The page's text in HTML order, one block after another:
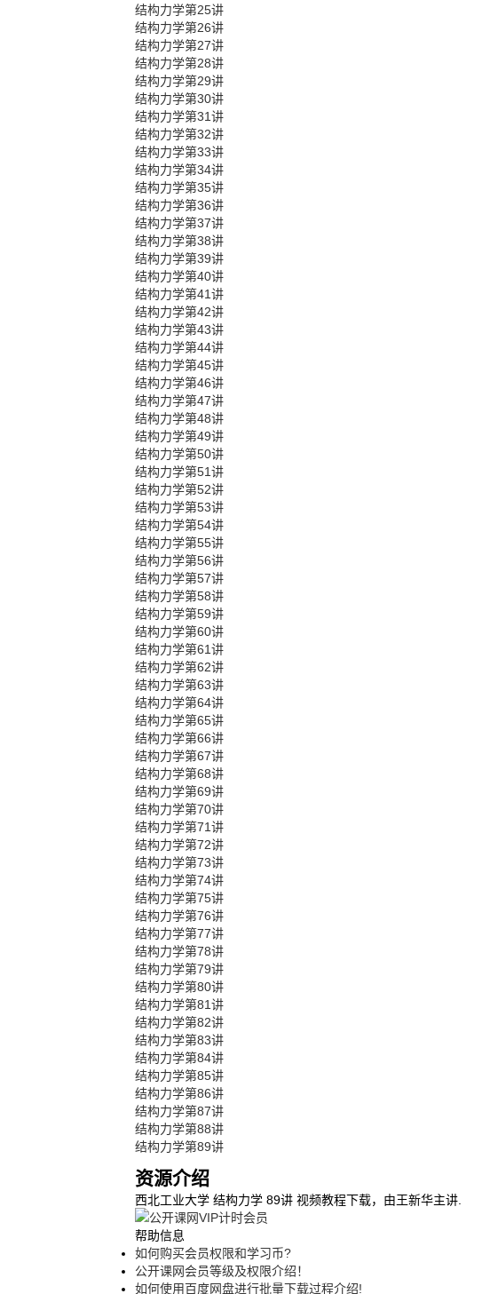
结构力学第25讲
结构力学第26讲
结构力学第27讲
结构力学第28讲
结构力学第29讲
结构力学第30讲
结构力学第31讲
结构力学第32讲
结构力学第33讲
结构力学第34讲
结构力学第35讲
结构力学第36讲
结构力学第37讲
结构力学第38讲
结构力学第39讲
结构力学第40讲
结构力学第41讲
结构力学第42讲
结构力学第43讲
结构力学第44讲
结构力学第45讲
结构力学第46讲
结构力学第47讲
结构力学第48讲
结构力学第49讲
结构力学第50讲
结构力学第51讲
结构力学第52讲
结构力学第53讲
结构力学第54讲
结构力学第55讲
结构力学第56讲
结构力学第57讲
结构力学第58讲
结构力学第59讲
结构力学第60讲
结构力学第61讲
结构力学第62讲
结构力学第63讲
结构力学第64讲
结构力学第65讲
结构力学第66讲
结构力学第67讲
结构力学第68讲
结构力学第69讲
结构力学第70讲
结构力学第71讲
结构力学第72讲
结构力学第73讲
结构力学第74讲
结构力学第75讲
结构力学第76讲
结构力学第77讲
结构力学第78讲
结构力学第79讲
结构力学第80讲
结构力学第81讲
结构力学第82讲
结构力学第83讲
结构力学第84讲
结构力学第85讲
结构力学第86讲
结构力学第87讲
结构力学第88讲
结构力学第89讲
资源介绍
西北工业大学 结构力学 89讲 视频教程下载，由王新华主讲.
帮助信息
如何购买会员权限和学习币?
公开课网会员等级及权限介绍！
如何使用百度网盘进行批量下载过程介绍!